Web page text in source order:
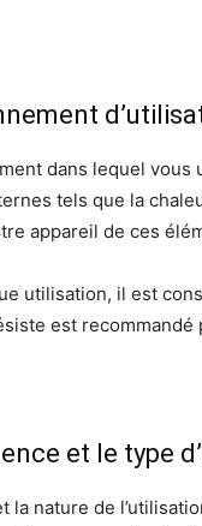
dans lequel
tels que la
appareil de ces
utilisation, il est
est
et le type
la nature de